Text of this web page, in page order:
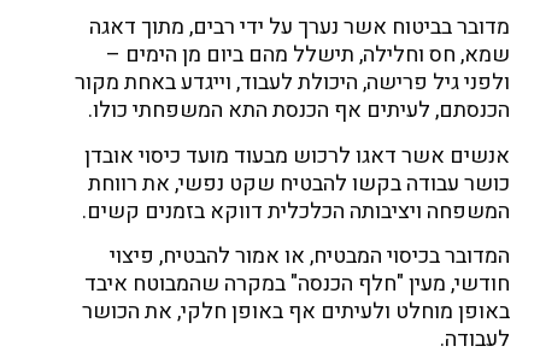
מדובר בביטוח אשר נערך על ידי רבים, מתוך דאגה
שמא, חס וחלילה, תישלל מהם ביום מן הימים –
ולפני גיל פרישה, היכולת לעבוד, וייגדע באחת מקור
הכנסתם, לעיתים אף הכנסת התא המשפחתי כולו.
אנשים אשר דאגו לרכוש מבעוד מועד כיסוי אובדן
כושר עבודה בקשו להבטיח שקט נפשי, את רווחת
המשפחה ויציבותה הכלכלית דווקא בזמנים קשים.
המדובר בכיסוי המבטיח, או אמור להבטיח, פיצוי
חודשי, מעין "חלף הכנסה" במקרה שהמבוטח איבד
באופן מוחלט ולעיתים אף באופן חלקי, את הכושר
לעבודה.